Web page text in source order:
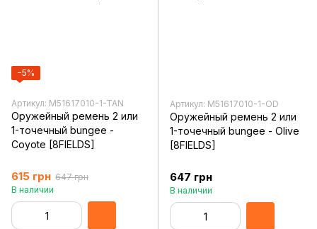
−5%
Артикул: M51617010-1-TAN
Оружейный ремень 2 или
1-точечный bungee -
Coyote [8FIELDS]
615 грн 647 грн
В наличии
Артикул: M51617010-1-OD
Оружейный ремень 2 или
1-точечный bungee - Olive
[8FIELDS]
647 грн
В наличии